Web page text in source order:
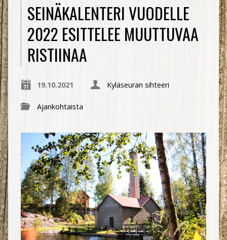
SEINÄKALENTERI VUODELLE
2022 ESITTELEE MUUTTUVAA
RISTIINAA
19.10.2021 Kyläseuran sihteeri
Ajankohtaista